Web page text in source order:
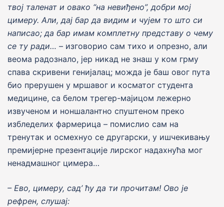
твоj таленат и овако “на невиђено”, добри моj
цимеру. Aли, даj бар да видим и чуjем то што си
написао; да бар имам комплетну представу о чему
се ту ради… – изговорио сам тихо и опрезно, али
веома радознало, jер никад не знаш у ком грму
спава скривени гениjалац; можда jе баш овог пута
био прерушен у мршавог и косматог студента
медицине, са белом трегер-маjицом лежерно
извученом и ноншалантно спуштеном преко
избледелих фармерица – помислио сам на
тренутак и осмехнуо се другарски, у ишчекивању
премиjерне презентациjе лирског надахнућа мог
ненадмашног цимера…
– Ево, цимеру, сад’ ћу да ти прочитам! Ово jе
рефрен, слушаj: